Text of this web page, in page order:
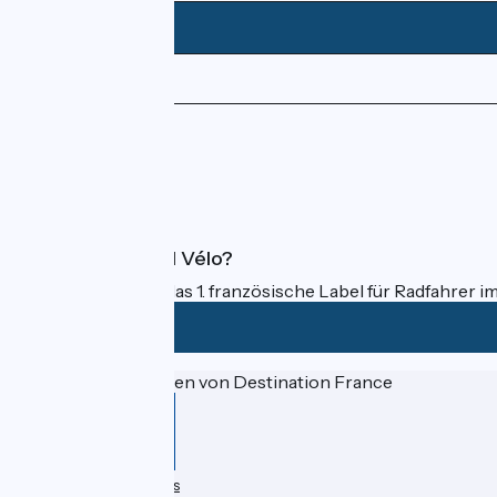
Was ist Accueil Vélo?
Accueil Vélo ist das 1. französische Label für Radfahrer
Gefördert im Rahmen von Destination France
Données personnelles